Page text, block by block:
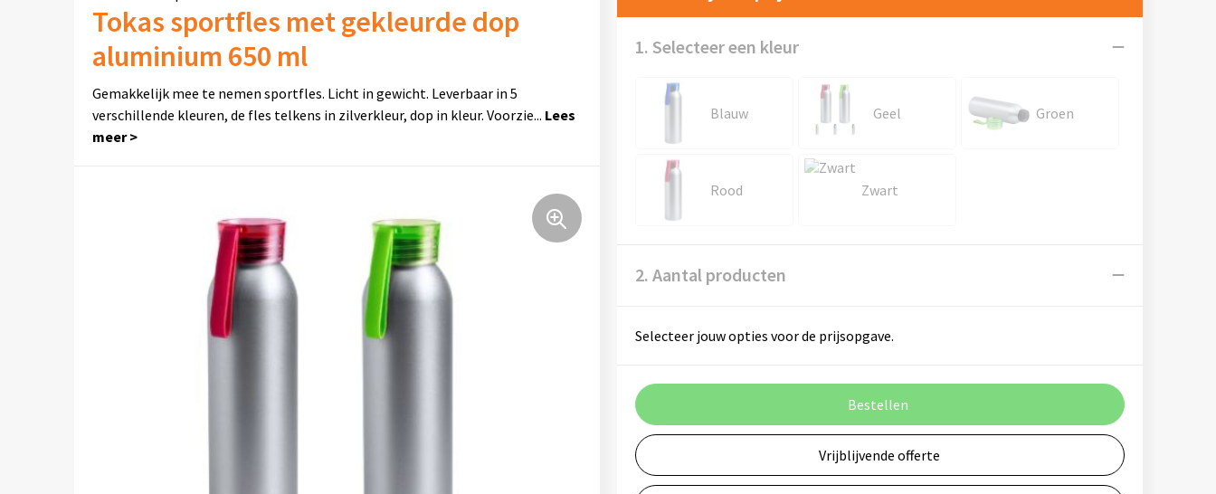
Tokas sportfles met gekleurde dop
aluminium 650 ml
Gemakkelijk mee te nemen sportfles. Licht in gewicht. Leverbaar in 5
verschillende kleuren, de fles telkens in zilverkleur, dop in kleur. Voorzie...
1. Selecteer een kleur
Blauw Geel Groen
Rood Zwart
2. Aantal producten
Selecteer jouw opties voor de prijsopgave.
Bestellen
Vrijblijvende offerte